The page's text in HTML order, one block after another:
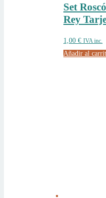
Set
Rey
1,00 € IVA inc.
Añadir al